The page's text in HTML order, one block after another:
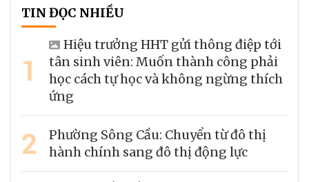
TIN ĐỌC NHIỀU
1
Hiệu trưởng HHT gửi thông điệp tới
tân sinh viên: Muốn thành công phải
học cách tự học và không ngừng thích
ứng
2
Phường Sông Cầu: Chuyển từ đô thị
hành chính sang đô thị động lực